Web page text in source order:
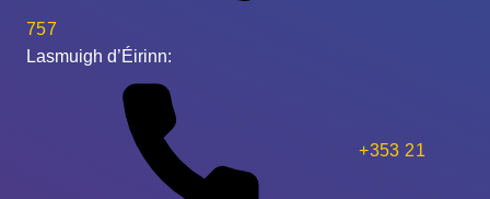
757
Lasmuigh d’Éirinn:
+353 21